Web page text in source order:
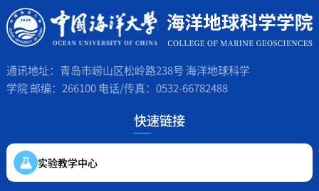
通讯地址：青岛市崂山区松岭路238号 海洋地球科学
学院 邮编：266100 电话/传真：0532-66782488
快速链接
实验教学中心